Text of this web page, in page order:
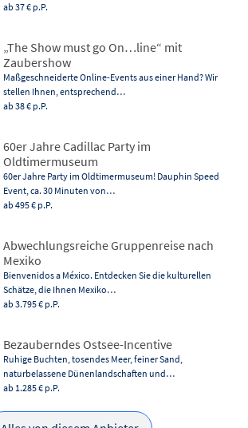
ab 37 € p.P.
„The Show must go On…line“ mit
Zaubershow
Maßgeschneiderte Online-Events aus einer Hand? Wir
stellen Ihnen, entsprechend…
ab 38 € p.P.
60er Jahre Cadillac Party im
Oldtimermuseum
60er Jahre Party im Oldtimermuseum! Dauphin Speed
Event, ca. 30 Minuten von…
ab 495 € p.P.
Abwechlungsreiche Gruppenreise nach
Mexiko
Bienvenidos a México. Entdecken Sie die kulturellen
Schätze, die Ihnen Mexiko…
ab 3.795 € p.P.
Bezauberndes Ostsee-Incentive
Ruhige Buchten, tosendes Meer, feiner Sand,
naturbelassene Dünenlandschaften und…
ab 1.285 € p.P.